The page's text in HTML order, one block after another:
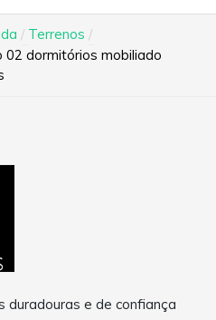
Terrenos
dormitórios mobiliado
duradouras e de confiança